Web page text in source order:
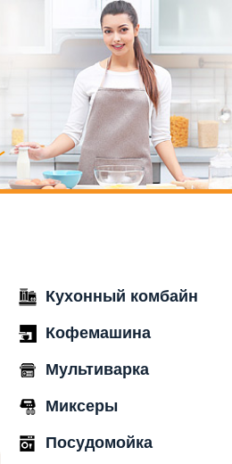
Кухонный комбайн
Кофемашина
Мультиварка
Миксеры
Посудомойка